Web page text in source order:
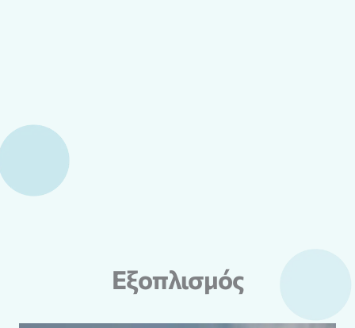
Εξοπλισμός